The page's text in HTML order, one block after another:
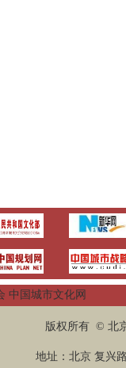
中国城市文化网
版权所有 © 北
地址：北京 复兴